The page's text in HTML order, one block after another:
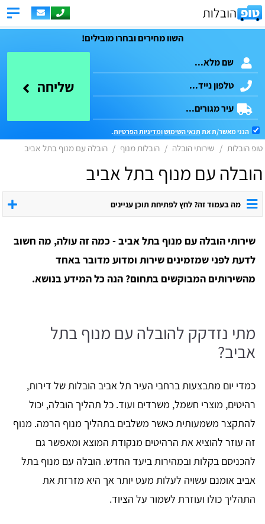
השוו מחירים ובחרו מובילים!
שליחה
הנני מאשר/ת את תנאי השימושומדיניות הפרטיות.
טופ הובלות שירותי הובלה הובלות מנוף הובלה עם מנוף בתל אביב
הובלה עם מנוף בתל אביב
מה בעמוד זה? לחץ לפתיחת תוכן עניינים
שירותי הובלה עם מנוף בתל אביב - כמה זה עולה, מה חשוב
לדעת לפני שמזמינים שירות ומדוע מדובר באחד
מהשירותים המבוקשים בתחום? הנה כל המידע בנושא.
מתי נזדקק להובלה עם מנוף בתל
אביב?
כמדי יום מתבצעות ברחבי העיר תל אביב הובלות של דירות,
רהיטים, מוצרי חשמל, משרדים ועוד. כל תהליך הובלה, יכול
להתקצר משמעותית כאשר משלבים בתהליך מנוף הרמה. מנוף
זה עוזר להוציא את הרהיטים מנקודת המוצא ומאפשר גם
להכניסם בקלות ובמהירות ביעד החדש. הובלה עם מנוף בתל
אביב אומנם עשויה לעלות מעט יותר אך היא מזרזת את
התהליך כולו ועוזרת לשמור על הציוד.